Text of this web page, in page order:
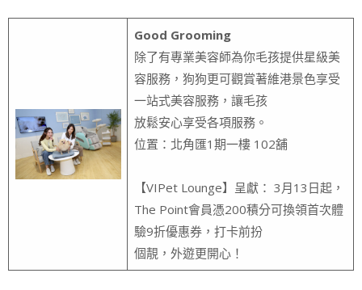
Good Grooming
除了有專業美容師為你毛孩提供星級美
容服務，狗狗更可觀賞著維港景色享受
一站式美容服務，讓毛孩
放鬆安心享受各項服務。
位置：北角匯1期一樓 102舖
【VIPet Lounge】呈獻： 3月13日起，
The Point會員憑200積分可換領首次體
驗9折優惠券，打卡前扮
個靚，外遊更開心！